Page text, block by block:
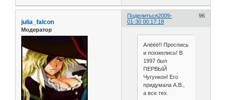
Поделиться 96
2009-
01-30 00:17:18
julia_falcon
Модератор
Алёёё!! Проспись
и похмелись! В
1997 был
ПЕРВЫЙ
Чугункон! Его
придумала А.В.,
а все тех.